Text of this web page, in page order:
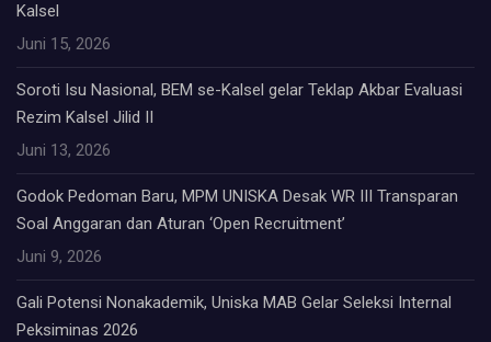
Kalsel
Juni 15, 2026
Soroti Isu Nasional, BEM se-Kalsel gelar Teklap Akbar Evaluasi
Rezim Kalsel Jilid II
Juni 13, 2026
Godok Pedoman Baru, MPM UNISKA Desak WR III Transparan
Soal Anggaran dan Aturan ‘Open Recruitment’
Juni 9, 2026
Gali Potensi Nonakademik, Uniska MAB Gelar Seleksi Internal
Peksiminas 2026